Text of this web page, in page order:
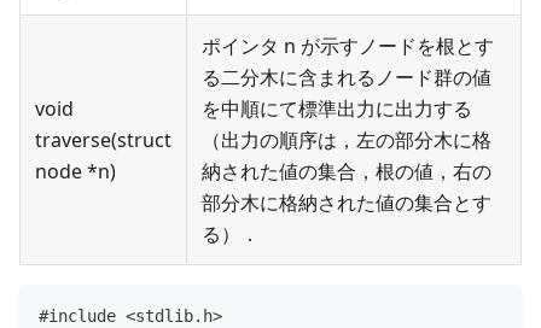
void
traverse(struct
node *n)
ポインタ n が示すノードを根とす
る二分木に含まれるノード群の値
を中順にて標準出力に出力する
（出力の順序は，左の部分木に格
納された値の集合，根の値，右の
部分木に格納された値の集合とす
る）．
#include <stdlib.h>